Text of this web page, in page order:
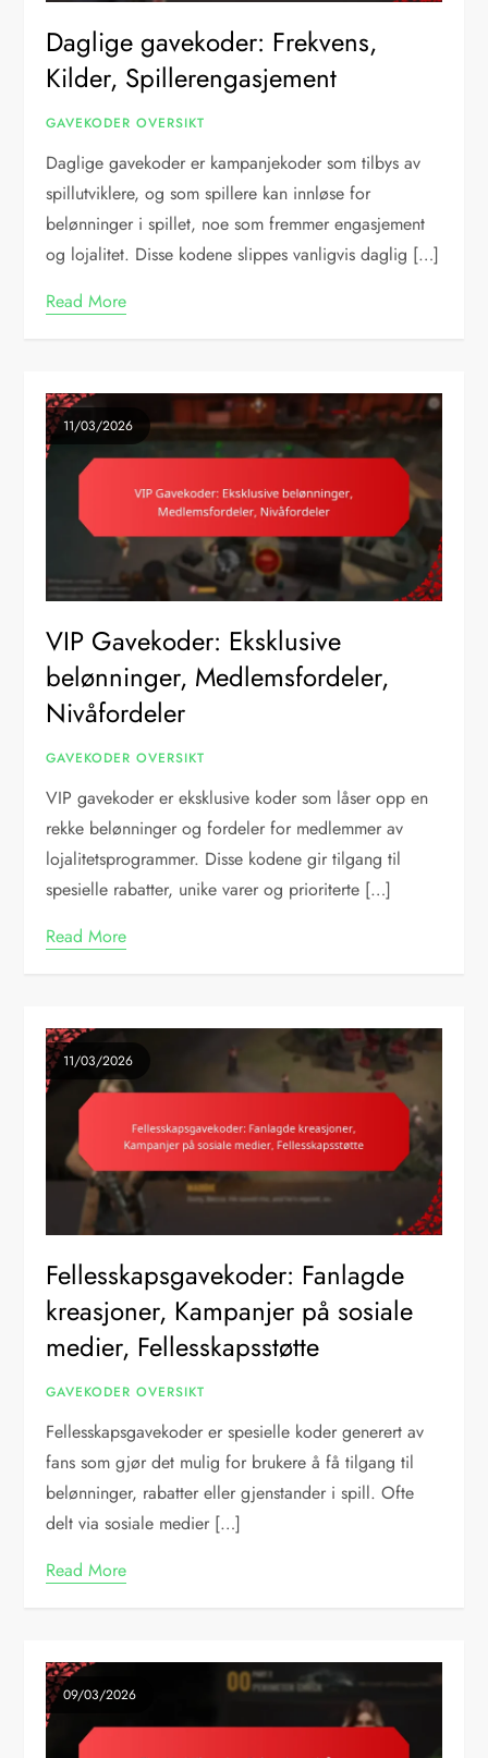
Daglige gavekoder: Frekvens,
Kilder, Spillerengasjement
GAVEKODER OVERSIKT
Daglige gavekoder er kampanjekoder som tilbys av
spillutviklere, og som spillere kan innløse for
belønninger i spillet, noe som fremmer engasjement
og lojalitet. Disse kodene slippes vanligvis daglig […]
Read More
11/03/2026
VIP Gavekoder: Eksklusive
belønninger, Medlemsfordeler,
Nivåfordeler
GAVEKODER OVERSIKT
VIP gavekoder er eksklusive koder som låser opp en
rekke belønninger og fordeler for medlemmer av
lojalitetsprogrammer. Disse kodene gir tilgang til
spesielle rabatter, unike varer og prioriterte […]
Read More
11/03/2026
Fellesskapsgavekoder: Fanlagde
kreasjoner, Kampanjer på sosiale
medier, Fellesskapsstøtte
GAVEKODER OVERSIKT
Fellesskapsgavekoder er spesielle koder generert av
fans som gjør det mulig for brukere å få tilgang til
belønninger, rabatter eller gjenstander i spill. Ofte
delt via sosiale medier […]
Read More
09/03/2026